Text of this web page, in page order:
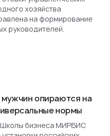
хозяйства
на формирование
руководителей.
опираются на
нормы
бизнеса МИРБИС